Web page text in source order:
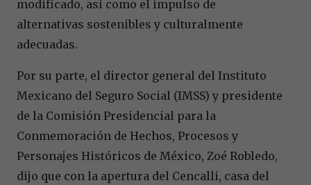
modificado, así como el impulso de
alternativas sostenibles y culturalmente
adecuadas.
Por su parte, el director general del Instituto
Mexicano del Seguro Social (IMSS) y presidente
de la Comisión Presidencial para la
Conmemoración de Hechos, Procesos y
Personajes Históricos de México, Zoé Robledo,
dijo que con la apertura del Cencalli, casa del